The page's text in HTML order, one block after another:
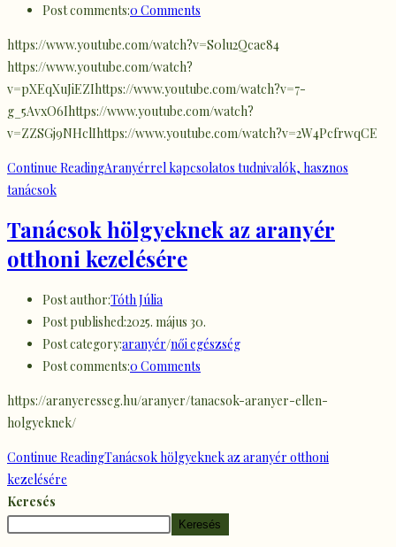
Post comments:0 Comments
https://www.youtube.com/watch?v=S0lu2Qcae84
https://www.youtube.com/watch?
v=pXEqXuJiEZIhttps://www.youtube.com/watch?v=7-
g_5AvxO6Ihttps://www.youtube.com/watch?
v=ZZSGj9NHclIhttps://www.youtube.com/watch?v=2W4PcfrwqCE
Continue ReadingAranyérrel kapcsolatos tudnivalók, hasznos
tanácsok
Tanácsok hölgyeknek az aranyér
otthoni kezelésére
Post author:Tóth Júlia
Post published:2025. május 30.
Post category:aranyér/női egészség
Post comments:0 Comments
https://aranyeresseg.hu/aranyer/tanacsok-aranyer-ellen-
holgyeknek/
Continue ReadingTanácsok hölgyeknek az aranyér otthoni
kezelésére
Keresés
Keresés